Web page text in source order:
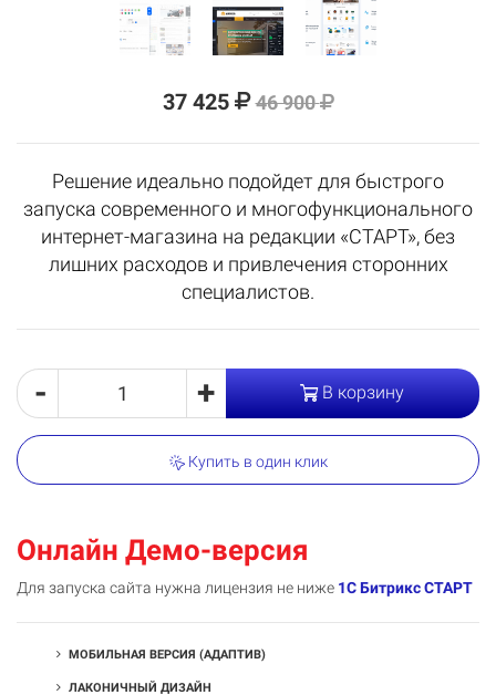
37 425 46 900
Решение идеально подойдет для быстрого
запуска современного и многофункционального
интернет-магазина на редакции «СТАРТ», без
лишних расходов и привлечения сторонних
специалистов.
- + В корзину
Купить в один клик
Онлайн Демо-версия
Для запуска сайта нужна лицензия не ниже 1С Битрикс СТАРТ
МОБИЛЬНАЯ ВЕРСИЯ (АДАПТИВ)
ЛАКОНИЧНЫЙ ДИЗАЙН